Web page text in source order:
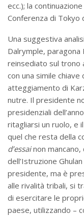
ecc.); la
Conferenza di Tokyo
Una suggestiva
Dalrymple, paragona
reinsediato sul trono
con una simile
atteggiamento di
nutre. Il presidente
presidenziali
ritagliarsi un ruolo, e
quel che resta della
d’essainon mancano,
dell’Istruzione
presidente, ma è
alle rivalità tribali, si
di esercitare le
paese, utilizzando –